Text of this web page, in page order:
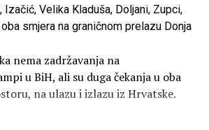
Izačić, Velika Kladuša, Doljani, Zupci,
smjera na graničnom prelazu Donja
nema zadržavanja na
u BiH, ali su duga čekanja u oba
na ulazu i izlazu iz Hrvatske.